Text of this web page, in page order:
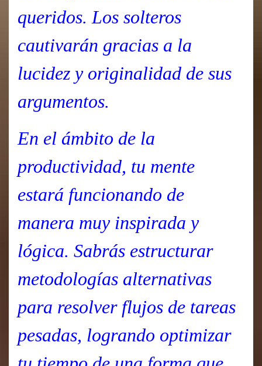
queridos. Los solteros
cautivarán gracias a la
lucidez y originalidad de sus
argumentos.
En el ámbito de la
productividad, tu mente
estará funcionando de
manera muy inspirada y
lógica. Sabrás estructurar
metodologías alternativas
para resolver flujos de tareas
pesadas, logrando optimizar